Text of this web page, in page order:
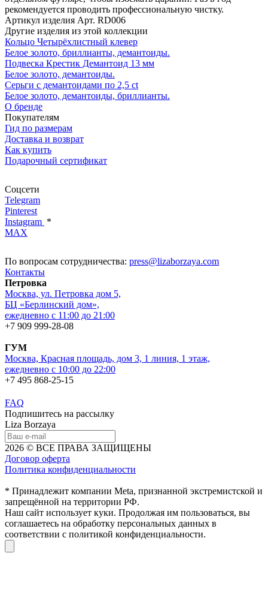
рекомендуется проводить профессиональную чистку.
Артикул изделия Арт. RD006
Другие изделия из этой коллекции
Кольцо Четырёхлистный клевер
Белое золото, бриллианты, демантоиды.
Подвеска Крестик Демантоид 13 мм
Белое золото, демантоиды.
Серьги с демантоидами по 2,5 ct
Белое золото, демантоиды, бриллианты.
О бренде
Покупателям
Гид по размерам
Доставка и возврат
Как купить
Подарочный сертификат
Соцсети
Telegram
Pinterest
Instagram *
MAX
По вопросам сотрудничества: press@lizaborzaya.com
Контакты
Петровка
Москва, ул. Петровка дом 5,
БЦ «Берлинский дом»,
ежедневно с 11:00 до 21:00
+7 909 999-28-08
ГУМ
Москва, Красная площадь, дом 3, 1 линия, 1 этаж,
ежедневно с 10:00 до 22:00
+7 495 868-25-15
FAQ
Подпишитесь на рассылку
Liza Borzaya
2026 © ВСЕ ПРАВА ЗАЩИЩЕНЫ
Договор оферта
Политика конфиденциальности
* Принадлежит компании Meta, признанной экстремистской и
запрещённой на территории РФ.
Наш сайт использует куки. Продолжая им пользоваться, вы
соглашаетесь на обработку персональных данных в
соответствии с политикой конфиденциальности.